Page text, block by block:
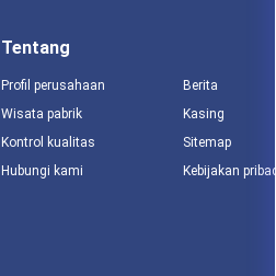
Tentang
Profil perusahaan
Wisata pabrik
Kontrol kualitas
Hubungi kami
Berita
Kasing
Sitemap
Kebijakan pribadi